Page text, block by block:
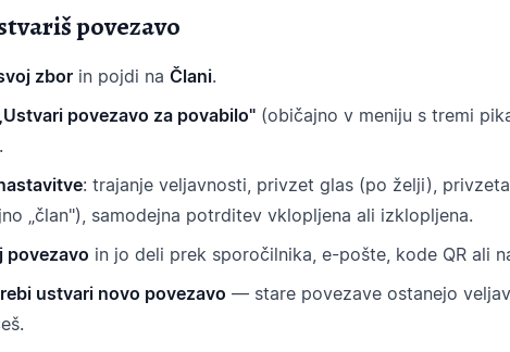
povezavo
zbor in pojdi na Člani.
povezavo za povabilo" (običajno v meniju s tremi
: trajanje veljavnosti, privzet glas (po želji),
„član"), samodejna potrditev vklopljena ali izklopljena.
povezavo in jo deli prek sporočilnika, e-pošte, kode QR ali
ustvari novo povezavo — stare povezave ostanejo